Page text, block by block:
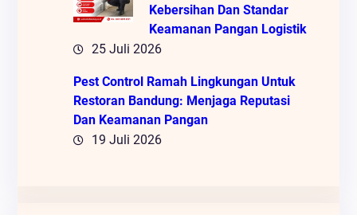
Kebersihan Dan Standar
Keamanan Pangan Logistik
25 Juli 2026
Pest Control Ramah Lingkungan Untuk
Restoran Bandung: Menjaga Reputasi
Dan Keamanan Pangan
19 Juli 2026